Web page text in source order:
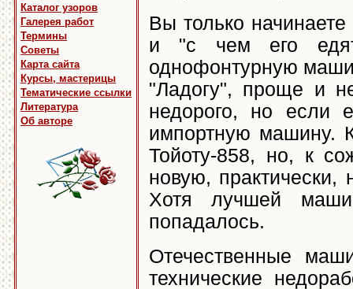
Каталог узоров
Галерея работ
Термины
Советы
Карта сайта
Курсы, мастерицы
Тематические ссылки
Литература
Об авторе
Вы только
и "с чем его
однофонтурную
"Ладогу", проще и
недорого, но если
импортную машину.
Тойоту-858, но, к
новую, практически,
Хотя лучшей
попадалось.
Отечественные
технические